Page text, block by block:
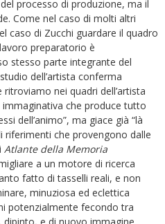
processo di produzione, ma il
Come nel caso di molti altri
caso di Zucchi guardare il quadro
preparatorio è
stesso parte integrante del
dell’artista conferma
ritroviamo nei quadri dell’artista
che produce tutto
dell’animo”, ma giace già “là
riferimenti che provengono dalle
Atlante della Memoria
a un motore di ricerca
fatto di tasselli reali, e non
minuziosa ed eclettica
potenzialmente fecondo tra